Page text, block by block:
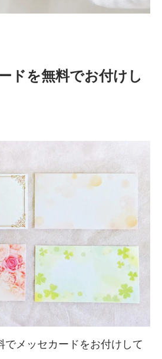
ドを無料でお付けし
でメッセカードをお付けして